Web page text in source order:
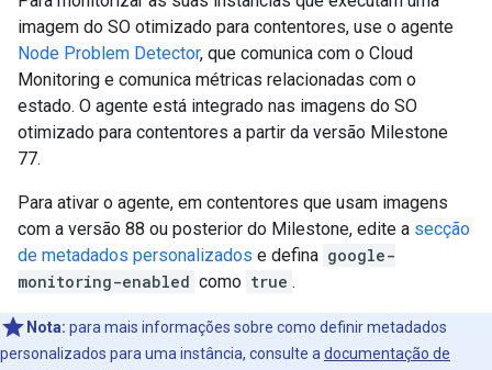
imagem do SO otimizado para contentores, use o agente
Node Problem Detector, que comunica com o Cloud
Monitoring e comunica métricas relacionadas com o
estado. O agente está integrado nas imagens do SO
otimizado para contentores a partir da versão Milestone
77.
Para ativar o agente, em contentores que usam imagens
com a versão 88 ou posterior do Milestone, edite a secção
de metadados personalizados e defina google-
monitoring-enabled como true .
Nota: para mais informações sobre como definir metadados
personalizados para uma instância, consulte a documentação de